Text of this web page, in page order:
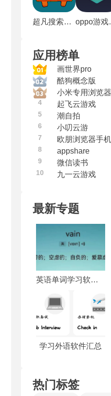
超凡搜索神器手机版
应用榜单
画世界pro
酷狗概念版
小米专用浏览器
4
起飞云游戏
5
潮自拍
6
小叨云游
7
欧朋浏览器手
8
appshare
9
微信读书
10
九一云游戏
最新专题
英语单词学习软件合集
学习外语软件汇总
热门标签